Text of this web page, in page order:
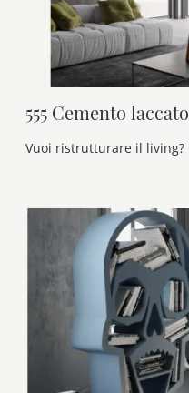
555 Cemento laccato